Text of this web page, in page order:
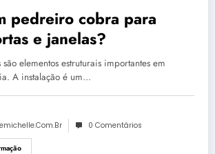
pedreiro cobra para
e janelas?
elementos estruturais importantes em
A instalação é um…
0 Comentários